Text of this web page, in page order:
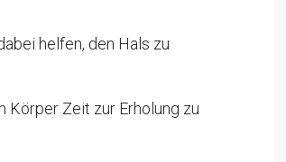
helfen, den Hals zu
Körper Zeit zur Erholung zu